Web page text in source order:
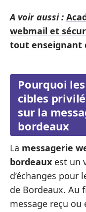
A voir aussi :
webmail et
tout enseignant
Pourquoi
cibles
sur la
bordeaux
La messagerie
bordeaux est un
d’échanges pour
de Bordeaux. Au
message reçu ou